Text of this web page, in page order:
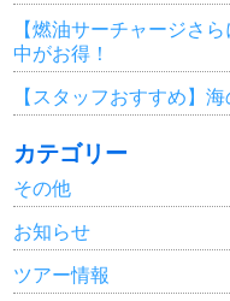
【燃油サーチャージさ
中がお得！
【スタッフおすすめ】
カテゴリー
その他
お知らせ
ツアー情報